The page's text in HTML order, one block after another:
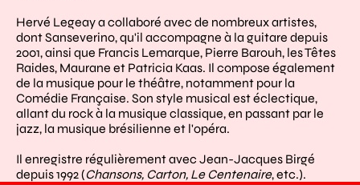
Hervé Legeay a collaboré avec de nombreux artistes,
dont Sanseverino, qu'il accompagne à la guitare depuis
2001, ainsi que Francis Lemarque, Pierre Barouh, les Têtes
Raides, Maurane et Patricia Kaas. Il compose également
de la musique pour le théâtre, notamment pour la
Comédie Française. Son style musical est éclectique,
allant du rock à la musique classique, en passant par le
jazz, la musique brésilienne et l'opéra.
Il enregistre régulièrement avec Jean-Jacques Birgé
depuis 1992 (Chansons, Carton, Le Centenaire, etc.).